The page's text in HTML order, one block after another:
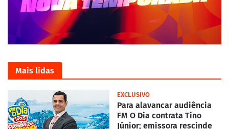
Mais lidas
EXCLUSIVO
Para alavancar audiência
FM O Dia contrata Tino
Júnior; emissora rescinde